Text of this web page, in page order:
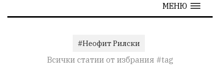
МЕНЮ
#Неофит Рилски
Всички статии от избрания #tag